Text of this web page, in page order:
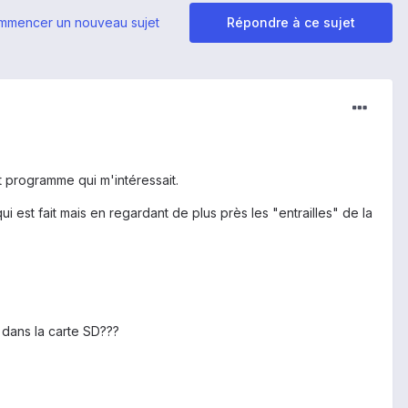
Répondre à ce sujet
un nouveau sujet
qui m'intéressait.
est fait mais en regardant de plus près les "entrailles" de la
la carte SD???